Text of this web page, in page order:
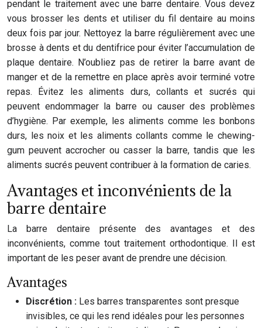
pendant le traitement avec une barre dentaire. Vous devez
vous brosser les dents et utiliser du fil dentaire au moins
deux fois par jour. Nettoyez la barre régulièrement avec une
brosse à dents et du dentifrice pour éviter l’accumulation de
plaque dentaire. N’oubliez pas de retirer la barre avant de
manger et de la remettre en place après avoir terminé votre
repas. Évitez les aliments durs, collants et sucrés qui
peuvent endommager la barre ou causer des problèmes
d’hygiène. Par exemple, les aliments comme les bonbons
durs, les noix et les aliments collants comme le chewing-
gum peuvent accrocher ou casser la barre, tandis que les
aliments sucrés peuvent contribuer à la formation de caries.
Avantages et inconvénients de la
barre dentaire
La barre dentaire présente des avantages et des
inconvénients, comme tout traitement orthodontique. Il est
important de les peser avant de prendre une décision.
Avantages
Discrétion : Les barres transparentes sont presque
invisibles, ce qui les rend idéales pour les personnes